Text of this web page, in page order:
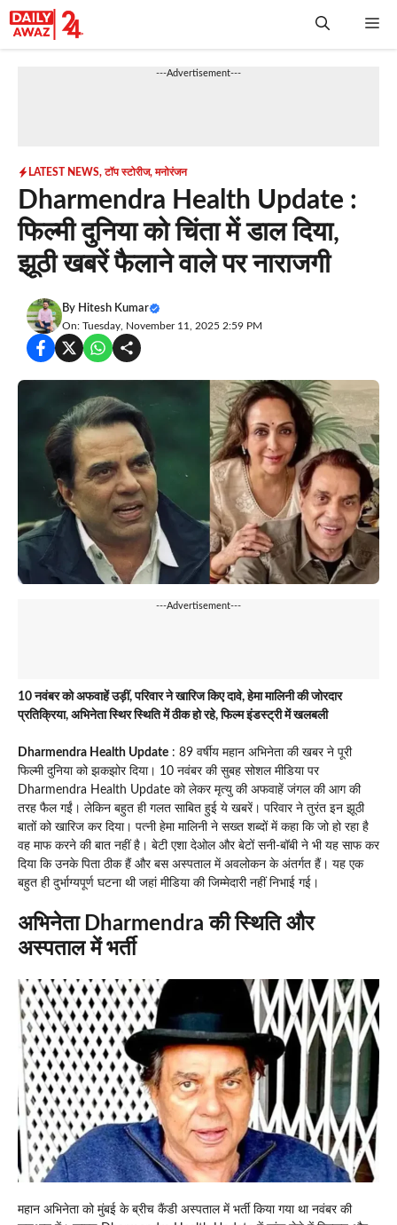
Skip
to
---Advertisement---
LATEST NEWS,टॉप स्टोरीज,मनोरंजन
Dharmendra Health Update :
फिल्मी दुनिया को चिंता में डाल दिया,
झूठी खबरें फैलाने वाले पर नाराजगी
By Hitesh Kumar
On: Tuesday, November 11, 2025 2:59 PM
---Advertisement---
10 नवंबर को अफवाहें उड़ीं, परिवार ने खारिज किए दावे, हेमा मालिनी की जोरदार
प्रतिक्रिया, अभिनेता स्थिर स्थिति में ठीक हो रहे, फिल्म इंडस्ट्री में खलबली
Dharmendra Health Update : 89 वर्षीय महान अभिनेता की खबर ने पूरी
फिल्मी दुनिया को झकझोर दिया। 10 नवंबर की सुबह सोशल मीडिया पर
Dharmendra Health Update को लेकर मृत्यु की अफवाहें जंगल की आग की
तरह फैल गईं। लेकिन बहुत ही गलत साबित हुई ये खबरें। परिवार ने तुरंत इन झूठी
बातों को खारिज कर दिया। पत्नी हेमा मालिनी ने सख्त शब्दों में कहा कि जो हो रहा है
वह माफ करने की बात नहीं है। बेटी एशा देओल और बेटों सनी-बॉबी ने भी यह साफ कर
दिया कि उनके पिता ठीक हैं और बस अस्पताल में अवलोकन के अंतर्गत हैं। यह एक
बहुत ही दुर्भाग्यपूर्ण घटना थी जहां मीडिया की जिम्मेदारी नहीं निभाई गई।
अभिनेता Dharmendra की स्थिति और
अस्पताल में भर्ती
महान अभिनेता को मुंबई के ब्रीच कैंडी अस्पताल में भर्ती किया गया था नवंबर की